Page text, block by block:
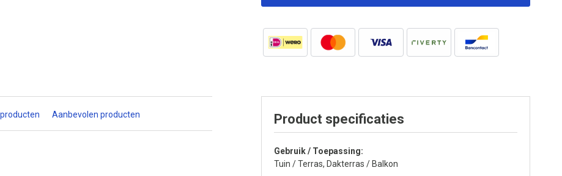
Aanbevolen producten Product specificaties
Gebruik / Toepassing
Tuin / Terras, Dakterras / Balkon